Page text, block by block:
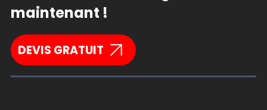
maintenant !
DEVIS GRATUIT